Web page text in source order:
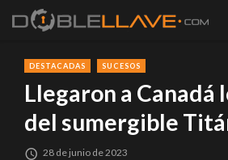
DESTACADAS SUCESOS
Llegaron a Canadá
del sumergible
28 de junio de 2023